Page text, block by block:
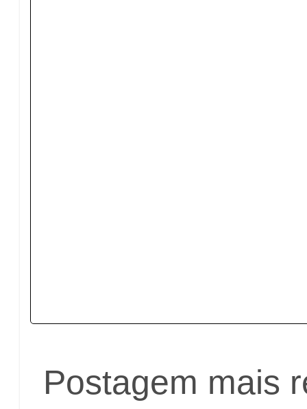
Postagem mais